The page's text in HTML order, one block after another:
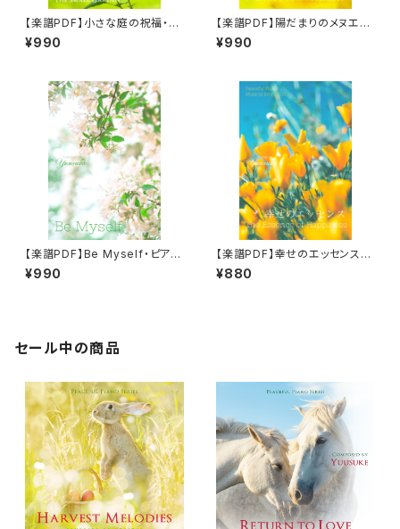
【楽譜PDF】小さな庭の祝福・ピ
アノソロ楽譜／"The Blessing
s of The Small Garden" Pe
¥990
【楽譜PDF】陽だまりのメヌエッ
ト・ピアノソロ楽譜／"Minuet o
f Sunshine" Peaceful Pian
¥990
【楽譜PDF】Be Myself・ピアノ
ソロ楽譜／Peaceful Piano M
usical Score 007
¥990
【楽譜PDF】幸せのエッセンス・
ピアノソロ楽譜／"The Essen
ce of Happiness" Peacefu
¥880
セール中の商品